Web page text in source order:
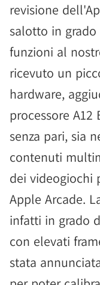
revisione
salotto in grado
funzioni al
ricevuto un
hardware,
processore
senza pari, sia
contenuti
dei videogiochi
Apple Arcade.
infatti in grado
con elevati
stata